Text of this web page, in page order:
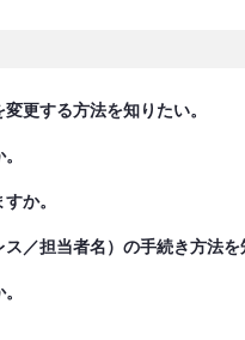
更する方法を知りたい。
か。
／担当者名）の手続き方法を